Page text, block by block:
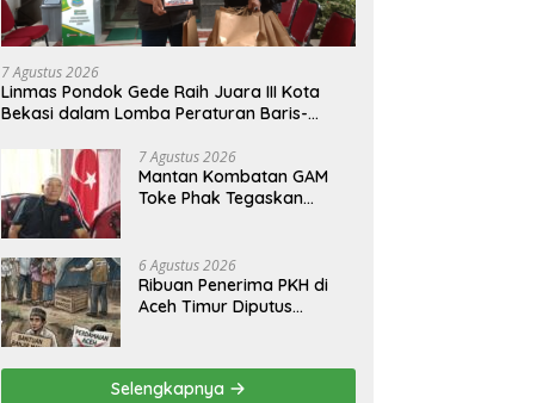
7 Agustus 2026
Linmas Pondok Gede Raih Juara III Kota
Bekasi dalam Lomba Peraturan Baris-
7 Agustus 2026
Mantan Kombatan GAM
Toke Phak Tegaskan
Hukum
6 Agustus 2026
Ribuan Penerima PKH di
Aceh Timur Diputus
Selengkapnya